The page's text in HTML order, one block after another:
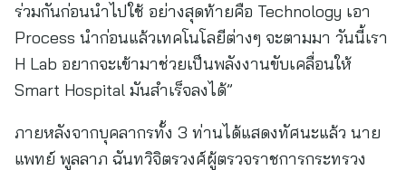
ร่วมกันก่อนนำไปใช้ อย่างสุดท้ายคือ Technology เอา
Process นำก่อนแล้วเทคโนโลยีต่างๆ จะตามมา วันนี้เรา
H Lab อยากจะเข้ามาช่วยเป็นพลังงานขับเคลื่อนให้
Smart Hospital มันสำเร็จลงได้”
ภายหลังจากบุคลากรทั้ง 3 ท่านได้แสดงทัศนะแล้ว นาย
แพทย์ พูลลาภ ฉันทวิจิตรวงศ์ผู้ตรวจราชการกระทรวง